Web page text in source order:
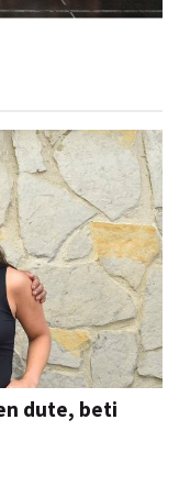
dute, beti